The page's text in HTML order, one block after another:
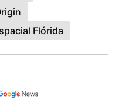
Flórida